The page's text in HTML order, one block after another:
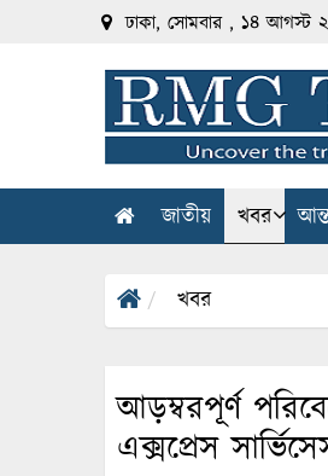
ঢাকা, সোমবার , ১৪ আগস্ট
জাতীয় খবর
খবর
আড়ম্বরপূর্ণ
এক্সপ্রেস